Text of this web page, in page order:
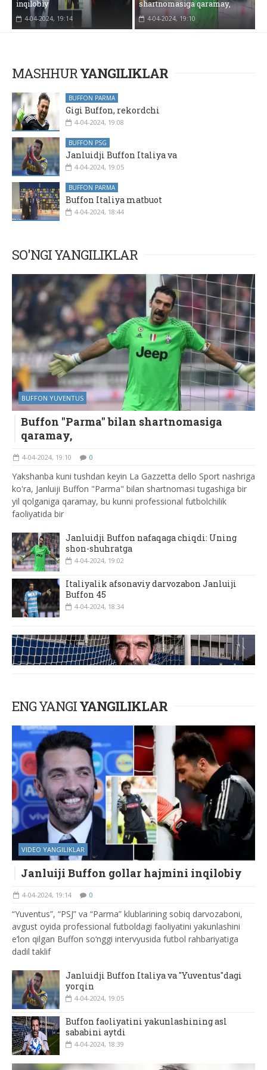
inqilobiy
4-04-2024, 19:14
shartnomasiga qaramay,
4-04-2024, 19:10
MASHHURYANGILIKLAR
BUFFON PARMA
Gigi Buffon, rekordchi
4-04-2024, 19:08
BUFFON PSG
Janluidji Buffon Italiya va
4-04-2024, 19:05
BUFFON PARMA
Buffon Italiya matbuot
4-04-2024, 18:44
SO'NGI YANGILIKLAR
BUFFON YUVENTUS
Buffon "Parma" bilan shartnomasiga
qaramay,
4-04-2024, 19:10 0
Yakshanba kuni tushdan keyin La Gazzetta dello Sport nashriga
ko'ra, Janluiji Buffon "Parma" bilan shartnomasi tugashiga bir
yil qolganiga qaramay, bu kunni professional futbolchilik
faoliyatida bir
Janluidji Buffon nafaqaga chiqdi: Uning
shon-shuhratga
4-04-2024, 19:02
Italiyalik afsonaviy darvozabon Janluiji
Buffon 45
4-04-2024, 18:34
ENG YANGIYANGILIKLAR
VIDEO YANGILIKLAR
Janluiji Buffon gollar hajmini inqilobiy
4-04-2024, 19:14 0
“Yuventus”, “PSJ” va “Parma” klublarining sobiq darvozaboni,
avgust oyida professional futboldagi faoliyatini yakunlashini
e’lon qilgan Buffon so‘nggi intervyusida futbol rahbariyatiga
dadil taklif
Janluidji Buffon Italiya va "Yuventus"dagi
yorqin
4-04-2024, 19:05
Buffon faoliyatini yakunlashining asl
sababini aytdi
4-04-2024, 18:39